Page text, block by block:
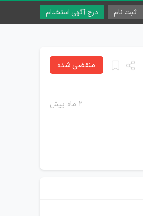
درج آگهی استخدام ثبت نام
۲ ماه پیش
منقضی شده